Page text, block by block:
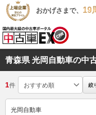
おかげさまで、 19
青森県 光岡自動車の中
1件 絞
光岡自動車